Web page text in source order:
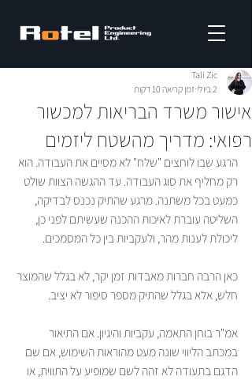
אישור משרד הבריאות למכשור
רפואי: מדריך מהשטח ליזמים
Tali Zic
2 ביולי
זמן קריאה 10 דקות
הרגע שבו לוחצים "שלח" לא מסיים את העבודה. הוא
רק מחליף את סוג העבודה. עד ההגשה הצוות שולט
כמעט בכל משתנה. מרגע שהתיק נכנס לבדיקה,
השליטה עוברת לאיכות ההכנה שעשיתם לפני כן,
ליכולת לענות מהר, ולעקביות בין כל המסמכים.
כאן הרבה חברות מאבדות זמן יקר, לא בגלל שהמוצר
חלש, אלא בגלל שהתיק מספר סיפור לא יציב.
אמ"ר בוחן התאמה, עקביות והיגיון. אם התיאור
במכתב הליווי שונה מעט מהוראות השימוש, אם שם
הדגם בתעודה לא זהה לשם שמופיע על התווית, או